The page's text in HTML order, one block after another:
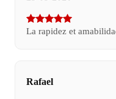
La rapidez et
Rafael